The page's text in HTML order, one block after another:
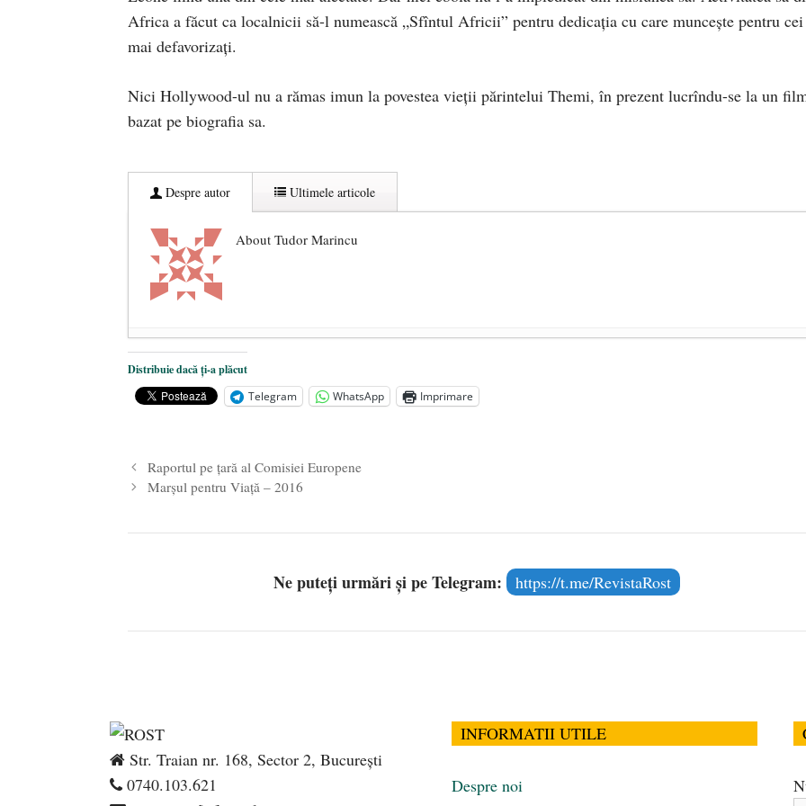
Africa a făcut ca localnicii să-l numească „Sfîntul Africii” pentru dedicația cu care muncește pentru cei
mai defavorizați.
Nici Hollywood-ul nu a rămas imun la povestea vieții părintelui Themi, în prezent lucrîndu-se la un
bazat pe biografia sa.
Despre autor Ultimele articole
About Tudor Marincu
De ce propaganda LGBT nu-și are locul în unitățile de învățământ
Anarhia din SUA e opera stângii radicale - 2 iunie 2020
Pe zi ce trece mă conving că mass media are prea puțin a face cu informarea
Distribuie dacă ți-a plăcut
Telegram
WhatsApp Imprimare
Raportul pe țară al Comisiei Europene
Marșul pentru Viață – 2016
Ne puteți urmări și pe Telegram: https://t.me/RevistaRost
Str. Traian nr. 168, Sector 2, București
0740.103.621
INFORMATII UTILE
Despre noi